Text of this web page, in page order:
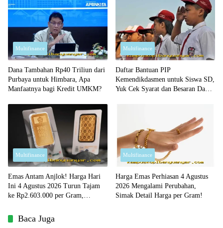
Multifinance
Dana Tambahan Rp40 Triliun dari
Purbaya untuk Himbara, Apa
Manfaatnya bagi Kredit UMKM?
Multifinance
Daftar Bantuan PIP
Kemendikdasmen untuk Siswa SD,
Yuk Cek Syarat dan Besaran Dana
Multifinance
Emas Antam Anjlok! Harga Hari
Ini 4 Agustus 2026 Turun Tajam
ke Rp2.603.000 per Gram,
Multifinance
Harga Emas Perhiasan 4 Agustus
2026 Mengalami Perubahan,
Simak Detail Harga per Gram!
Baca Juga